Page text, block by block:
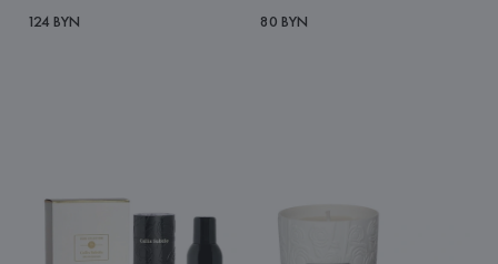
124 BYN 80 BYN